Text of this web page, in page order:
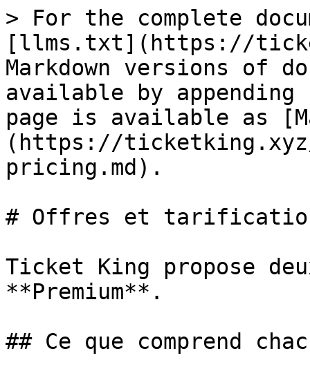
> For the complete
[llms.txt](https://
Markdown versions of
available by
page is available as
(https://ticketking.xyz/
pricing.md).
# Offres et
Ticket King propose
**Premium**.
## Ce que comprend